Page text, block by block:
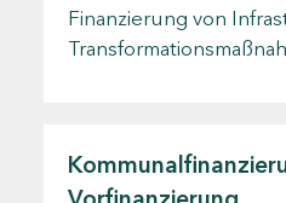
Finanzierung von